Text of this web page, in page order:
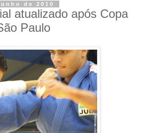
de 2010
atualizado após Copa
Paulo